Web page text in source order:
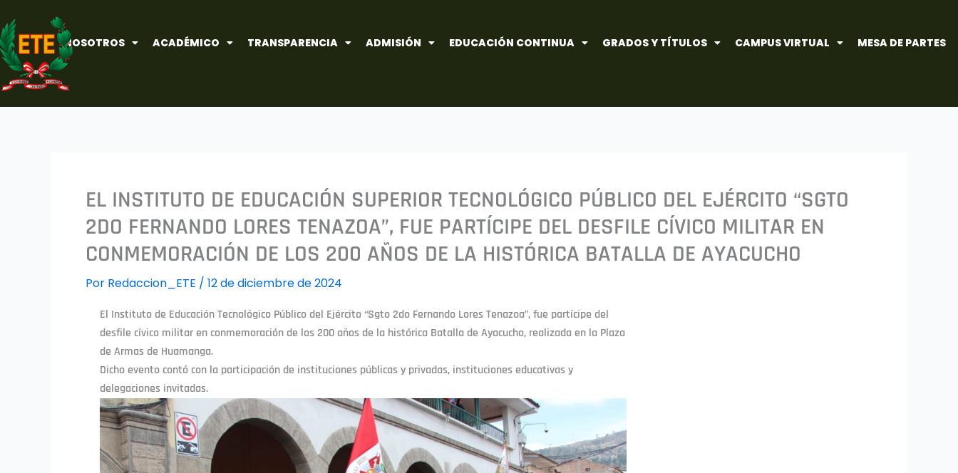
al
contenido
NOSOTROS ACADÉMICO TRANSPARENCIA ADMISIÓN EDUCACIÓN CONTINUA GRADOS Y TÍTULOS CAMPUS VIRTUAL MESA DE PARTES
EL INSTITUTO DE EDUCACIÓN SUPERIOR TECNOLÓGICO PÚBLICO DEL EJÉRCITO “SGTO
2DO FERNANDO LORES TENAZOA”, FUE PARTÍCIPE DEL DESFILE CÍVICO MILITAR EN
CONMEMORACIÓN DE LOS 200 AÑOS DE LA HISTÓRICA BATALLA DE AYACUCHO
Por Redaccion_ETE / 12 de diciembre de 2024
El Instituto de Educación Tecnológico Público del Ejército “Sgto 2do Fernando Lores Tenazoa”, fue partícipe del
desfile cívico militar en conmemoración de los 200 años de la histórica Batalla de Ayacucho, realizada en la Plaza
de Armas de Huamanga.
Dicho evento contó con la participación de instituciones públicas y privadas, instituciones educativas y
delegaciones invitadas.